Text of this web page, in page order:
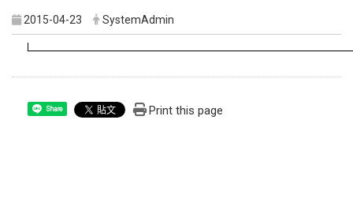
2015-04-23 SystemAdmin
Share Print this page